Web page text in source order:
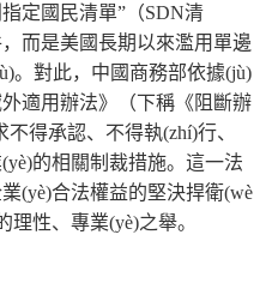
定國民清單”（SDN清
而是美國長期以來濫用單邊
。對此，中國商務部依據(jù)
適用辦法》（下稱《阻斷辦
得承認、不得執(zhí)行、
的相關制裁措施。這一法
(yè)合法權益的堅決捍衛(wè
性、專業(yè)之舉。